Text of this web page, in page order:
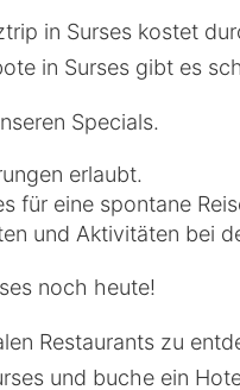
in Surses kostet
in Surses gibt es
Specials.
erlaubt.
für eine spontane
und Aktivitäten bei
noch heute!
Restaurants zu
und buche ein